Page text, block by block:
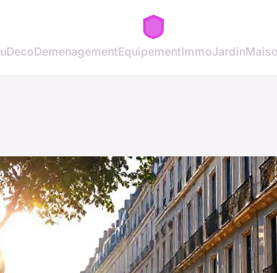
DecoDemenagementEquipementImmoJardin